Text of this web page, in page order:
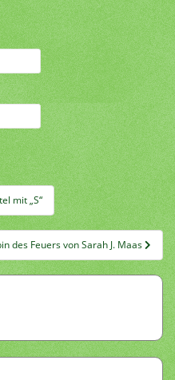
mit „S“
des Feuers von Sarah J. Maas